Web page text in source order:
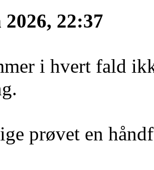
22:37
i hvert fald
prøvet en